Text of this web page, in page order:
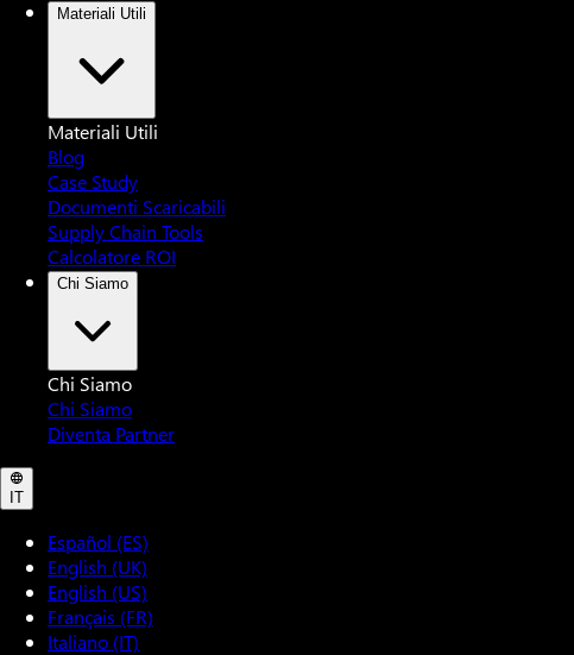
Materiali Utili
Materiali Utili
Blog
Case Study
Documenti Scaricabili
Supply Chain Tools
Calcolatore ROI
Chi Siamo
Chi Siamo
Chi Siamo
Diventa Partner
IT
Español (ES)
English (UK)
English (US)
Français (FR)
Italiano (IT)